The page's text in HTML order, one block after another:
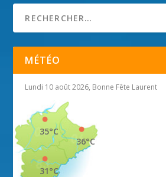
MÉTÉO
Lundi 10 août 2026, Bonne Fête Laurent
36°C
35°C
31°C